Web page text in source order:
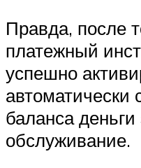
Правда, после
платежный
успешно
автоматически
баланса
обслуживание.